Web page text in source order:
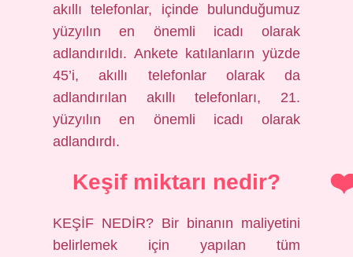
akıllı telefonlar, içinde bulunduğumuz
yüzyılın en önemli icadı olarak
adlandırıldı. Ankete katılanların yüzde
45’i, akıllı telefonlar olarak da
adlandırılan akıllı telefonları, 21.
yüzyılın en önemli icadı olarak
adlandırdı.
Keşif miktarı nedir?
KEŞİF NEDİR? Bir binanın maliyetini
belirlemek için yapılan tüm